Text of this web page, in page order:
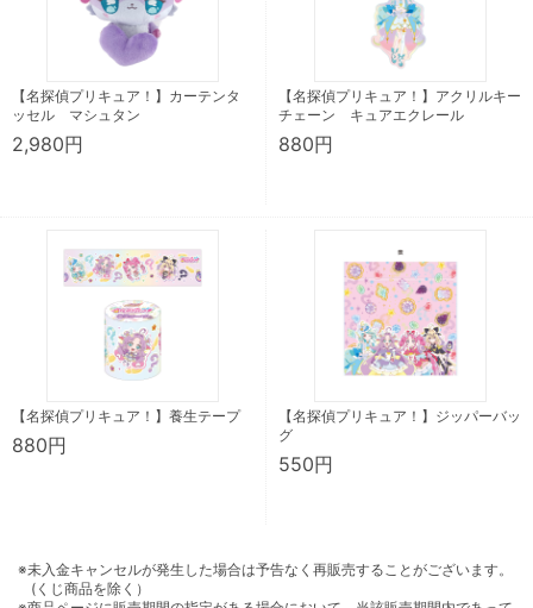
【名探偵プリキュア！】カーテンタ
ッセル マシュタン
2,980円
【名探偵プリキュア！】アクリルキー
チェーン キュアエクレール
880円
【名探偵プリキュア！】養生テープ
880円
【名探偵プリキュア！】ジッパーバッ
グ
550円
※未入金キャンセルが発生した場合は予告なく再販売することがございます。
(くじ商品を除く）